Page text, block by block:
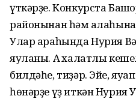
үткәрҙе. Конкурста
районынан һәм
Улар араһында Нурия
яуланы. Аҡ халатлы
билдәһе, тиҙәр. Эйе,
һөнәрҙе үҙ иткән Нурия